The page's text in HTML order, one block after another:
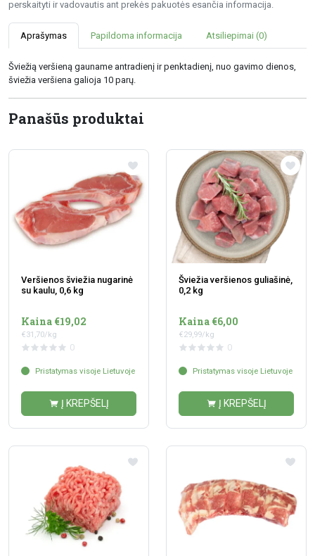
perskaityti ir vadovautis ant prekės pakuotės esančia informacija.
Aprašymas Papildoma informacija Atsiliepimai (0)
Šviežią veršieną gauname antradienį ir penktadienį, nuo gavimo dienos,
šviežia veršiena galioja 10 parų.
Panašūs produktai
Veršienos šviežia nugarinė
su kaulu, 0,6 kg
Kaina €19,02
€31,70/kg
0
Pristatymas visoje Lietuvoje
Į KREPŠELĮ
Šviežia veršienos guliašinė,
0,2 kg
Kaina €6,00
€29,99/kg
0
Pristatymas visoje Lietuvoje
Į KREPŠELĮ